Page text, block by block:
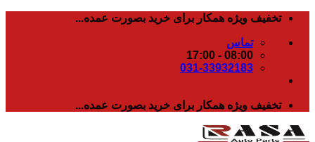
رفتن
محتوا
تخفیف ویژه همکار برای خرید بصورت عمده...
تماس
08:00 - 17:00
031-33932183
تخفیف ویژه همکار برای خرید بصورت عمده...